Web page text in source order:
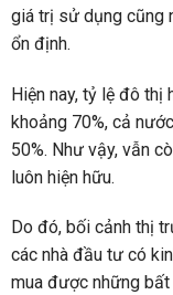
giá trị sử dụng cũng
ổn định.
Hiện nay, tỷ lệ đô thị
khoảng 70%, cả
50%. Như vậy, vẫn
luôn hiện hữu.
Do đó, bối cảnh thị
các nhà đầu tư có
mua được những